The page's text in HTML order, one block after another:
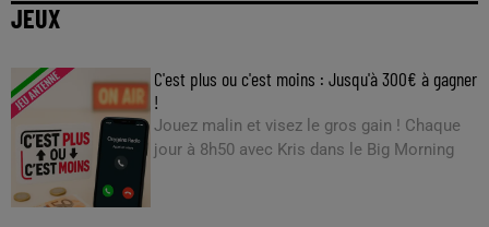
JEUX
C'est plus ou c'est moins : Jusqu'à 300€ à gagner
!
Jouez malin et visez le gros gain ! Chaque
jour à 8h50 avec Kris dans le Big Morning